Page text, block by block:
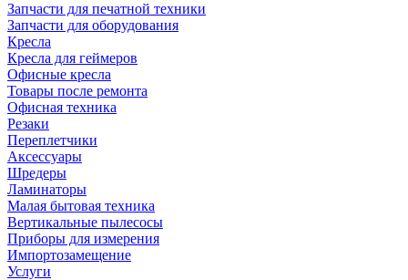
Запчасти для печатной техники
Запчасти для оборудования
Кресла
Кресла для геймеров
Офисные кресла
Товары после ремонта
Офисная техника
Резаки
Переплетчики
Аксессуары
Шредеры
Ламинаторы
Малая бытовая техника
Вертикальные пылесосы
Приборы для измерения
Импортозамещение
Услуги